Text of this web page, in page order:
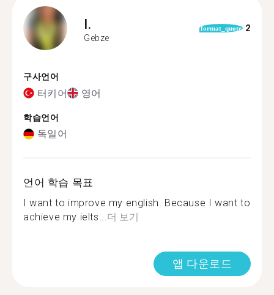
I.
Gebze
format_quote 2
구사언어
터키어 영어
학습언어
독일어
언어 학습 목표
I want to improve my english. Because I want to
achieve my ielts...더 보기
앱 다운로드